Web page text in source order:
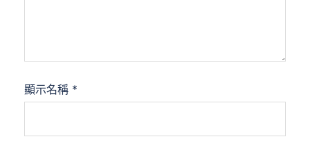
顯示名稱 *